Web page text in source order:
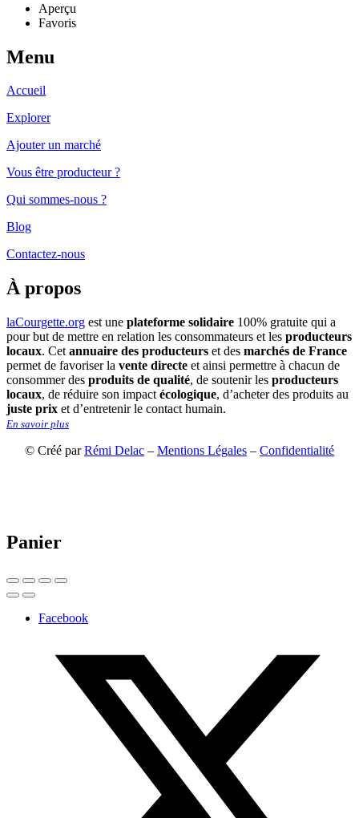
Aperçu
Favoris
Menu
Accueil
Explorer
Ajouter un marché
Vous être producteur ?
Qui sommes-nous ?
Blog
Contactez-nous
À propos
laCourgette.org est une plateforme solidaire 100% gratuite qui a
pour but de mettre en relation les consommateurs et les producteurs
locaux. Cet annuaire des producteurs et des marchés de France
permet de favoriser la vente directe et ainsi permettre à chacun de
consommer des produits de qualité, de soutenir les producteurs
locaux, de réduire son impact écologique, d’acheter des produits au
juste prix et d’entretenir le contact humain.
En savoir plus
© Créé parRémi Delac – Mentions Légales – Confidentialité
Panier
Facebook